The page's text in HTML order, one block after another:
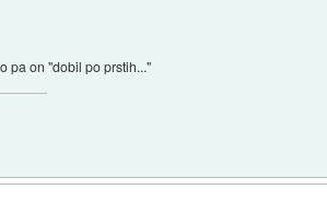
pa on "dobil po prstih..."